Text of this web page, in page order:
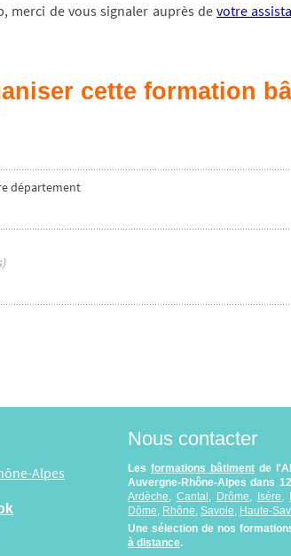
merci de vous signaler auprès devotre
cette formation
département
Alpes
Nous contacter
Les formations bâtimentde
Auvergne-Rhône-Alpes dans
Ardèche
Cantal Drôme Isère
Dôme Rhône Savoie Haute-
Une sélection de nos
à distance.